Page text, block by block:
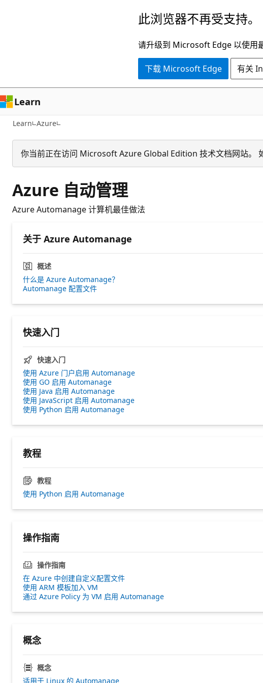
容
此浏览器不再受支持。
请升级到 Microsoft Edge 以使用
下载 Microsoft Edge 有关
Learn
Learn Azure
你当前正在访问 Microsoft Azure Global Edition 技术文档网站。
Azure 自动管理
Azure Automanage 计算机最佳做法
关于 Azure Automanage
概述
什么是 Azure Automanage？
Automanage 配置文件
快速入门
快速入门
使用 Azure 门户启用 Automanage
使用 GO 启用 Automanage
使用 Java 启用 Automanage
使用 JavaScript 启用 Automanage
使用 Python 启用 Automanage
教程
教程
使用 Python 启用 Automanage
操作指南
操作指南
在 Azure 中创建自定义配置文件
使用 ARM 模板加入 VM
通过 Azure Policy 为 VM 启用 Automanage
概念
概念
适用于 Linux 的 Automanage